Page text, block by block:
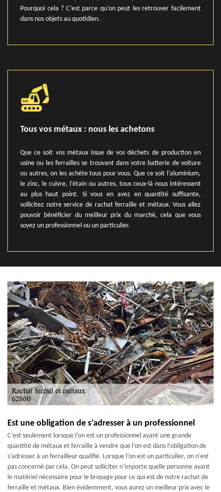
Pourquoi cela ? C’est parce qu’on peut les retrouver facilement
dans nos objets au quotidien.
Tous vos métaux : nous les achetons
Que ce soit vos métaux issue de vos déchets de production en
usine ou les ferrailles se trouvant dans votre batterie de voiture
ou autres, on les achète tous pour vous. Que ce soit l’aluminium,
le zinc, le cuivre, l’étain ou autres, tous ceux-là nous intéressent
au plus haut point. Si vous en avez en quantité suffisante,
sollicitez notre service de rachat ferraille et métaux. Vous allez
pouvoir bénéficier du meilleur prix du marché, cela que vous
soyez un professionnel ou un particulier.
Est une obligation de s’adresser à un professionnel
C’est seulement lorsque l’on est un professionnel ayant une grande
quantité de métaux et ferraille à vendre que l’on est dans l’obligation de
s’adresser à un ferrailleur qualifié. Lorsque l’on est un particulier, on n’est
pas concerné par cela. On peut solliciter n’importe quelle personne ayant
le matériel nécessaire pour le broyage pour ce qui est de notre rachat de
ferraille et métaux. Bien évidemment, vous aurez un meilleur prix avec le